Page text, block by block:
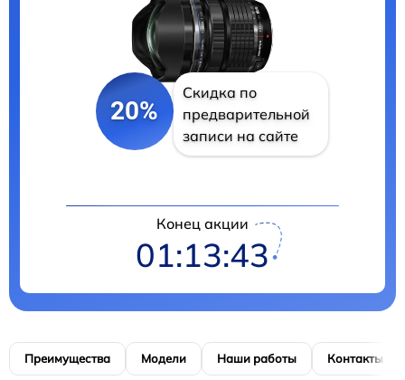
20%
Скидка по
предварительной
записи на сайте
Конец акции
01:13:41
Преимущества Модели Наши работы Контакты